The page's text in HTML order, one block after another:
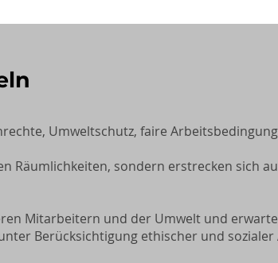
Umweltschutz, faire
Räumlichkeiten, sondern erstrecken sich
Mitarbeitern und der Umwelt und
Berücksichtigung ethischer und sozialer